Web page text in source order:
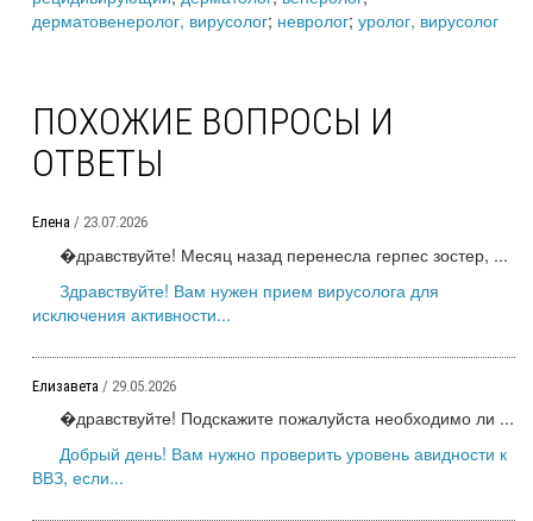
дерматовенеролог, вирусолог; невролог; уролог, вирусолог
ПОХОЖИЕ ВОПРОСЫ И
ОТВЕТЫ
Елена / 23.07.2026
�дравствуйте! Месяц назад перенесла герпес зостер, ...
Здравствуйте! Вам нужен прием вирусолога для
исключения активности...
Елизавета / 29.05.2026
�дравствуйте! Подскажите пожалуйста необходимо ли ...
Добрый день! Вам нужно проверить уровень авидности к
ВВЗ, если...